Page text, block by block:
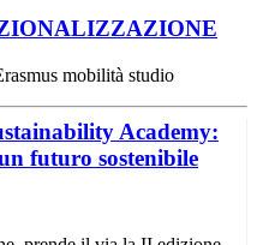
mobilità studio
Academy:
futuro sostenibile